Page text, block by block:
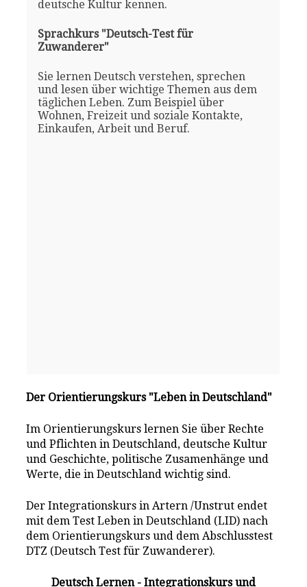
deutsche Kultur kennen.
Sprachkurs "Deutsch-Test für
Zuwanderer"
Sie lernen Deutsch verstehen, sprechen
und lesen über wichtige Themen aus dem
täglichen Leben. Zum Beispiel über
Wohnen, Freizeit und soziale Kontakte,
Einkaufen, Arbeit und Beruf.
Der Orientierungskurs "Leben in Deutschland"
Im Orientierungskurs lernen Sie über Rechte
und Pflichten in Deutschland, deutsche Kultur
und Geschichte, politische Zusamenhänge und
Werte, die in Deutschland wichtig sind.
Der Integrationskurs in Artern /Unstrut endet
mit dem Test Leben in Deutschland (LID) nach
dem Orientierungskurs und dem Abschlusstest
DTZ (Deutsch Test für Zuwanderer).
Deutsch Lernen - Integrationskurs und